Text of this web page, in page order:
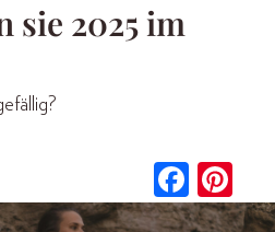
sie 2025 im